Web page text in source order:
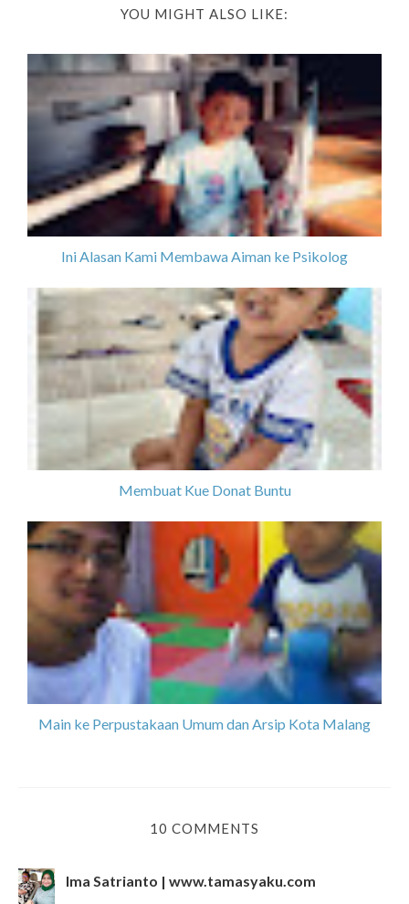
YOU MIGHT ALSO LIKE:
Ini Alasan Kami Membawa Aiman ke Psikolog
Membuat Kue Donat Buntu
Main ke Perpustakaan Umum dan Arsip Kota Malang
10 COMMENTS
Ima Satrianto | www.tamasyaku.com